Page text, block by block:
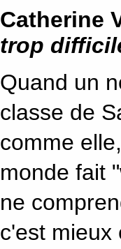
Catherine
trop
Quand un
classe de
comme
monde fait
ne
c'est mieux